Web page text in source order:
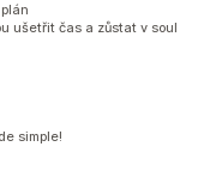
ušetřit čas a zůstat v soul
simple!